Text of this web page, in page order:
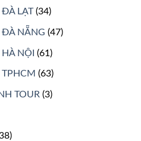
ĐÀ LẠT(34)
ĐÀ NẴNG (47)
HÀ NỘI (61)
(63)
TOUR (3)